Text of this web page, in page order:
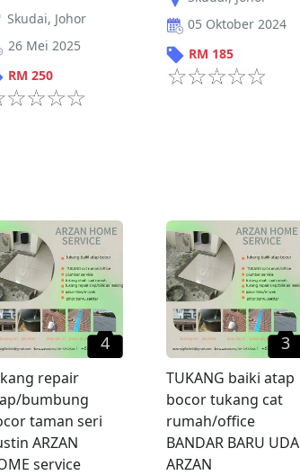
Skudai, Johor
26 Mei 2025
RM 250
05 Oktober 2024
RM 185
4
repair
bumbung
taman seri
ARZAN
service
3
TUKANG baiki atap
bocor tukang cat
rumah/office
BANDAR BARU UDA
ARZAN